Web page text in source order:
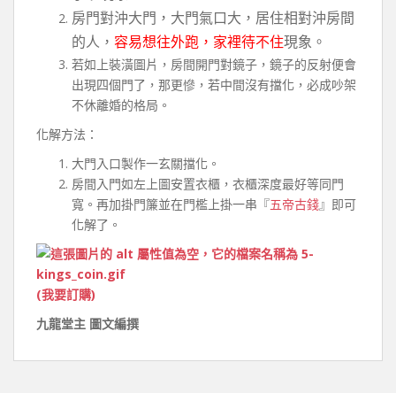
房門對沖大門，大門氣口大，居住相對沖房間
的人， 容易想往外跑，家裡待不住現象。
若如上裝潢圖片，房間開門對鏡子，鏡子的反射便會
出現四個門了，那更慘，若中間沒有擋化，必成吵架
不休離婚的格局。
化解方法：
大門入口製作一玄關擋化。
房間入門如左上圖安置衣櫃，衣櫃深度最好等同門
寬。再加掛門簾並在門檻上掛一串『五帝古錢』即可
化解了。
(我要訂購)
九龍堂主 圖文編撰